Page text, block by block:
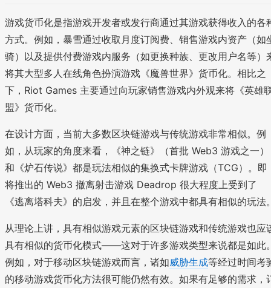
游戏货币化是指游戏开发者或发行商通过其游戏获得收入的各
方式。例如，暴雪通过收取月度订阅费、销售游戏内资产（如
骑）以及提供付费游戏内服务（如更换种族、更改用户名等）
将其大型多人在线角色扮演游戏《魔兽世界》货币化。相比之
下，Riot Games 主要通过向玩家销售游戏内外观来将《英雄
盟》货币化。
在设计方面，当前大多数区块链游戏与传统游戏非常相似。例
如，从玩家的角度来看，《神之链》（首批 Web3 游戏之一）
和《炉石传说》都是玩法相似的集换式卡牌游戏（TCG）。即
将推出的 Web3 撤离射击游戏 Deadrop 很大程度上受到了
《逃离塔科夫》的启发，并且在整个游戏中都具有相似的玩法
从理论上讲，具有相似游戏元素的区块链游戏和传统游戏也应
具有相似的货币化模式——这对于许多游戏类型来说都是如此
例如，对于移动区块链游戏而言，诸如威胁生成等经过时间考
的移动游戏货币化方法很可能仍然有效。如果有足够的需求，